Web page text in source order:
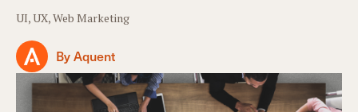
UI, UX, Web Marketing
By Aquent